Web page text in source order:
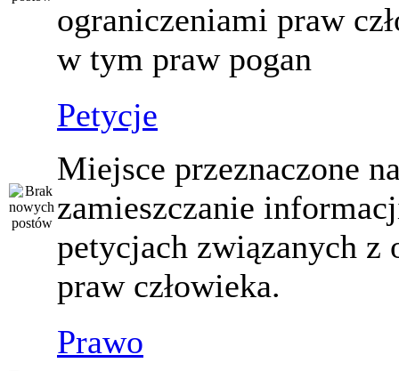
ograniczeniami praw
w tym praw pogan
Petycje
Miejsce przeznaczone
zamieszczanie
petycjach związanych z
praw człowieka.
Prawo